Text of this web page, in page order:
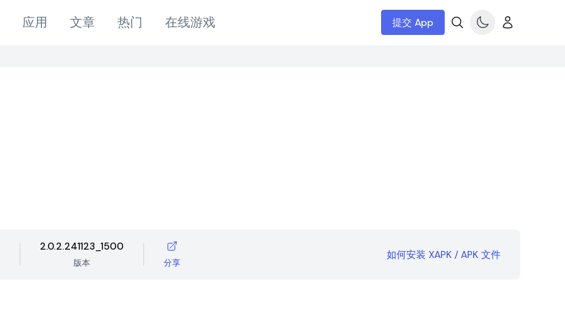
应用 文章 热门 在线游戏 提交 App
2.0.2.241123_1500
版本 分享
如何安装 XAPK / APK 文件